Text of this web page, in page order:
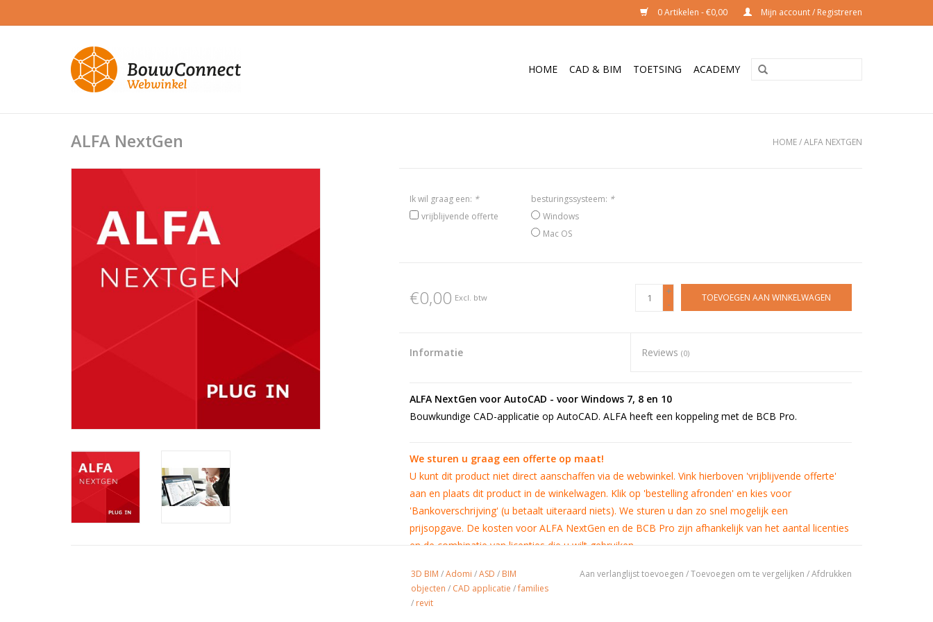
0 Artikelen - €0,00 Mijn account / Registreren
HOME CAD & BIM TOETSING ACADEMY
ALFA NextGen HOME/ALFA NEXTGEN
Ik wil graag een: *
vrijblijvende offerte
besturingssysteem: *
Windows
Mac OS
€0,00 Excl. btw
+
-
TOEVOEGEN AAN WINKELWAGEN
Informatie Reviews(0)
ALFA NextGen voor AutoCAD - voor Windows 7, 8 en 10
Bouwkundige CAD-applicatie op AutoCAD. ALFA heeft een koppeling met de BCB Pro.
We sturen u graag een offerte op maat!
U kunt dit product niet direct aanschaffen via de webwinkel. Vink hierboven 'vrijblijvende offerte'
aan en plaats dit product in de winkelwagen. Klik op 'bestelling afronden' en kies voor
'Bankoverschrijving' (u betaalt uiteraard niets). We sturen u dan zo snel mogelijk een
prijsopgave. De kosten voor ALFA NextGen en de BCB Pro zijn afhankelijk van het aantal licenties
en de combinatie van licenties die u wilt gebruiken.
3D-Gebouwmodel en bibliotheek
3D BIM /Adomi /ASD / BIM
objecten / CAD applicatie /families
/ revit
Aan verlanglijst toevoegen /Toevoegen om te vergelijken /Afdrukken